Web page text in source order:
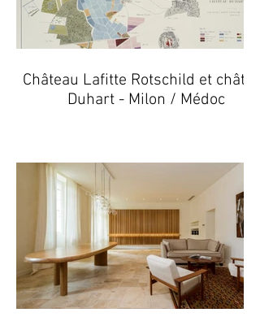
Château Lafitte Rotschild et château
Duhart - Milon / Médoc